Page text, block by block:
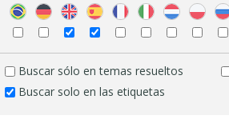
Buscar sólo en temas resueltos
Buscar solo en las etiquetas